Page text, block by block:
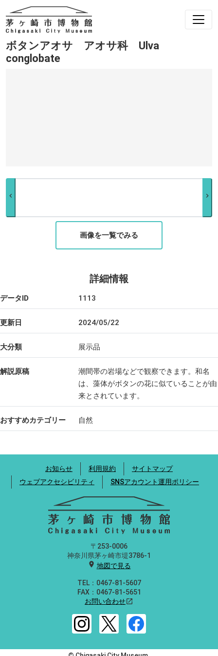
ボタンアオサ アオサ科 Ulva
conglobate
chevron_left chevron_right
画像を一覧でみる
詳細情報
データID 1113
更新日 2024/05/22
大分類 展示品
解説原稿
潮間帯の岩場などで観察できます。和名
は、藻体がボタンの花に似ていることが由
来とされています。
おすすめカテゴリー 自然
お知らせ 利用規約
サイトマップ
ウェブアクセシビリティ
SNSアカウント運用ポリシー
〒253-0006
神奈川県茅ヶ崎市堤3786-1
location_on 地図で見る
TEL：0467-81-5607
FAX：0467-81-5651
お問い合わせopen_in_new